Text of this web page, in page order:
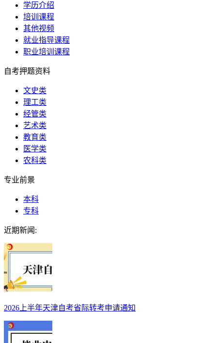
学历介绍
培训课程
其他视频
就业指导课程
职业培训课程
自考押题资料
文史类
理工类
经管类
艺术类
教育类
医学类
农科类
专业前景
本科
专科
近期新闻:
2026上半年天津自考省际转考申请通知